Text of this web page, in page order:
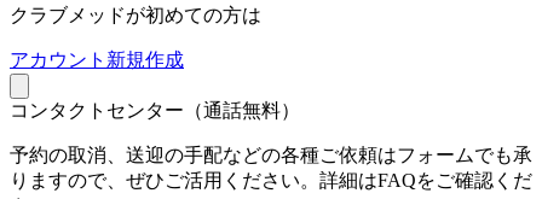
クラブメッドが初めての方は
アカウント新規作成
コンタクトセンター（通話無料）
予約の取消、送迎の手配などの各種ご依頼はフォームでも承
りますので、ぜひご活用ください。詳細はFAQをご確認くだ